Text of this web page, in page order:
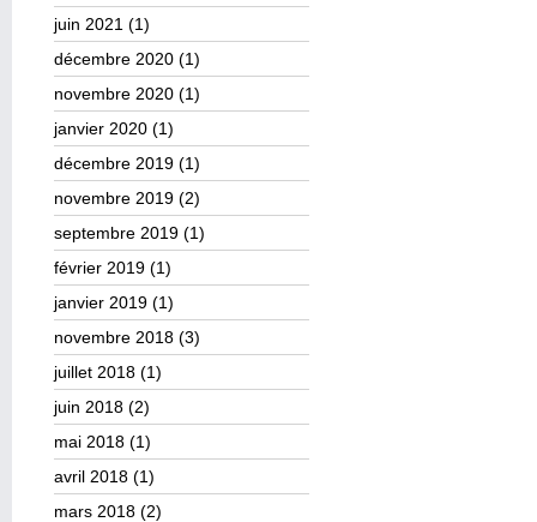
juin 2021 (1)
décembre 2020 (1)
novembre 2020 (1)
janvier 2020 (1)
décembre 2019 (1)
novembre 2019 (2)
septembre 2019 (1)
février 2019 (1)
janvier 2019 (1)
novembre 2018 (3)
juillet 2018 (1)
juin 2018 (2)
mai 2018 (1)
avril 2018 (1)
mars 2018 (2)